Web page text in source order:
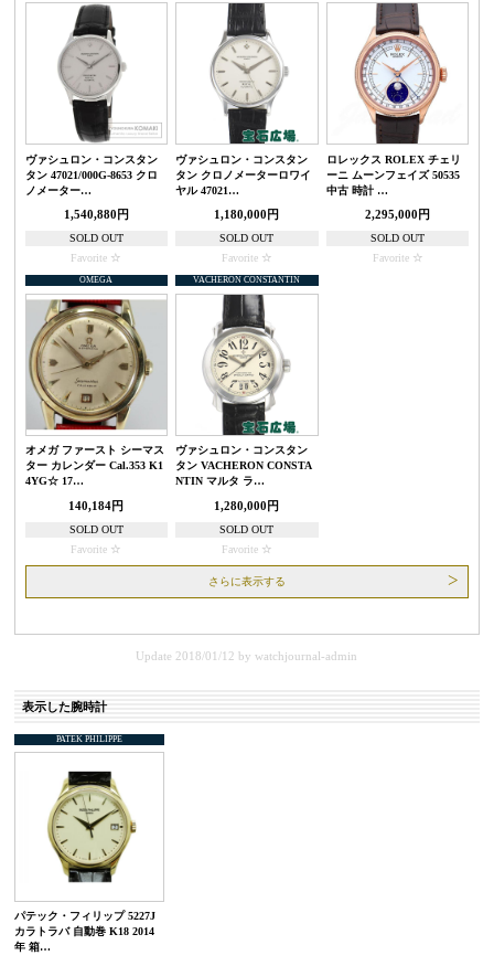
ヴァシュロン・コンスタン
タン 47021/000G-8653 クロ
ノメーター…
1,540,880円
SOLD OUT
Favorite
ヴァシュロン・コンスタン
タン クロノメーターロワイ
ヤル 47021…
1,180,000円
SOLD OUT
Favorite
ロレックス ROLEX チェリ
ーニ ムーンフェイズ 50535
中古 時計 …
2,295,000円
SOLD OUT
Favorite
OMEGA
オメガ ファースト シーマス
ター カレンダー Cal.353 K1
4YG☆ 17…
140,184円
SOLD OUT
Favorite
VACHERON CONSTANTIN
ヴァシュロン・コンスタン
タン VACHERON CONSTA
NTIN マルタ ラ…
1,280,000円
SOLD OUT
Favorite
さらに表示する
Update 2018/01/12 bywatchjournal-admin
表示した腕時計
PATEK PHILIPPE
パテック・フィリップ 5227J
カラトラバ 自動巻 K18 2014
年 箱…